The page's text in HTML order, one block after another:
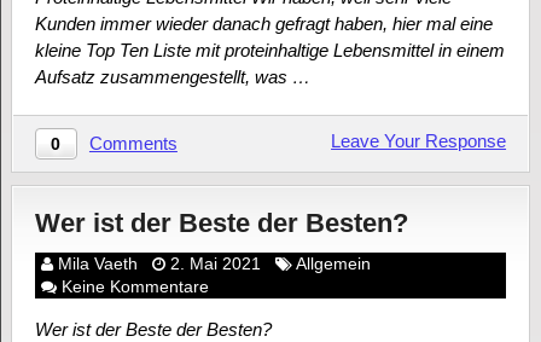
Kunden immer wieder danach gefragt haben, hier mal eine
kleine Top Ten Liste mit proteinhaltige Lebensmittel in einem
Aufsatz zusammengestellt, was …
0 Comments Leave Your Response
Wer ist der Beste der Besten?
Mila Vaeth 2. Mai 2021
Allgemein
Keine Kommentare
Wer ist der Beste der Besten?